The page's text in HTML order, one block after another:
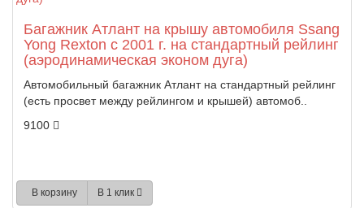
Багажник Атлант на крышу автомобиля Ssang
Yong Rexton с 2001 г. на стандартный рейлинг
(аэродинамическая эконом дуга)
Автомобильный багажник Атлант на стандартный рейлинг
(есть просвет между рейлингом и крышей) автомоб..
9100
В корзину В 1 клик